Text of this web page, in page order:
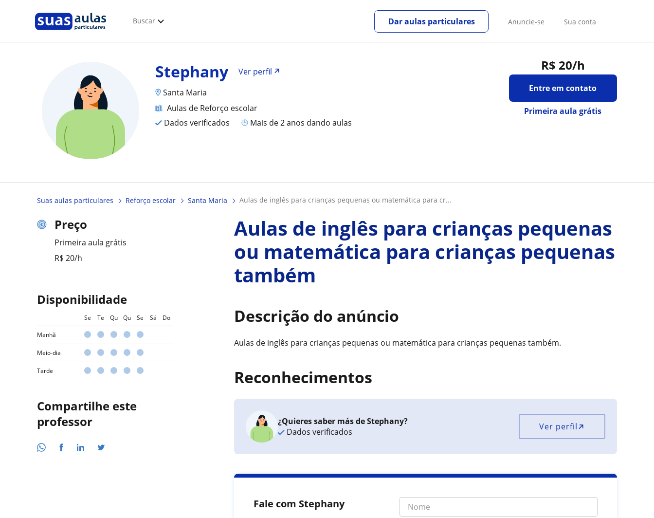
Buscar Anuncie-se Sua conta
Dar aulas particulares
R$ 20/h
Entre em contato
Primeira aula grátis
Stephany
Ver perfil
Santa Maria
Aulas de Reforço escolar
Dados verificados
mais de 2 anos dando aulas
Suas aulas particulares Reforço escolar Santa Maria aulas de inglês para crianças pequenas ou matemática para cr...
Preço
Primeira aula grátis
R$ 20/h
Disponibilidade
Se Te Qu Qu Se Sá Do
Manhã
Meio-dia
Tarde
Compartilhe este
professor
Aulas de inglês para crianças pequenas
ou matemática para crianças pequenas
também
Descrição do anúncio
Aulas de inglês para crianças pequenas ou matemática para crianças pequenas também.
Reconhecimentos
¿Quieres saber más de Stephany?
Dados verificados
Ver perfil
Fale com Stephany